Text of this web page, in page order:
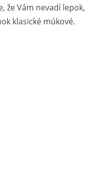
že Vám nevadí lepok,
klasické múkové.